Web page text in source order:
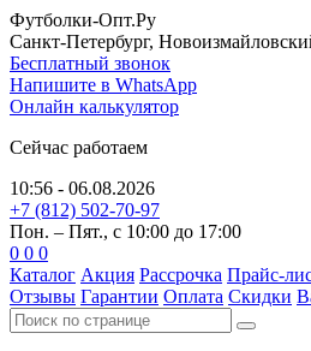
Футболки-Опт.Ру
Санкт-Петербург,
Бесплатный звонок
Напишите в WhatsApp
Онлайн калькулятор
Сейчас работаем
10:56 - 06.08.2026
+7 (812) 502-70-97
Пон. – Пят., с 10:00 до 17:00
0 0 0
Каталог Акция Рассрочка Прайс-
Отзывы Гарантии Оплата Скидки